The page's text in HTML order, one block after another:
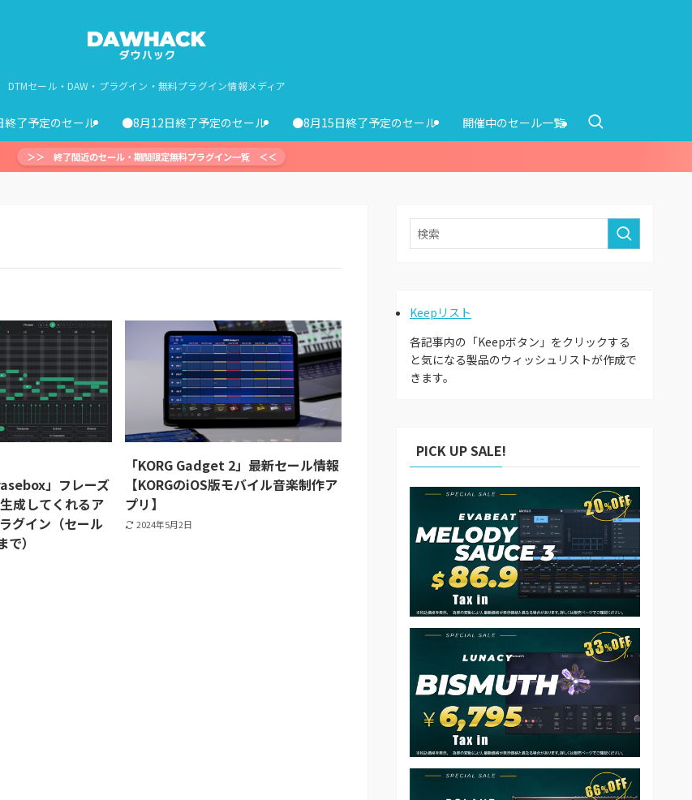
DTMセール・DAW・プラグイン・無料プラグイン情報メディア
了予定のセール ●8月12日終了予定のセール ●8月15日終了予定のセール 開催中のセール一覧
＞＞ 終了間近のセール・期間限定無料プラグイン一覧 ＜＜
」フレーズ
成してくれるア
グイン（セール
）
「KORG Gadget 2」最新セール情報
【KORGのiOS版モバイル音楽制作ア
プリ】
2024年5月2日
Keepリスト
各記事内の「Keepボタン」をクリックする
と気になる製品のウィッシュリストが作成で
きます。
PICK UP SALE!